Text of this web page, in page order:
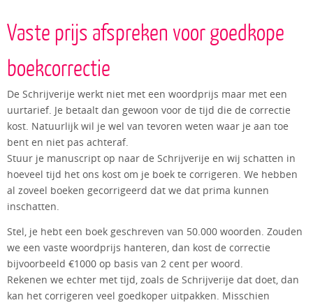
Vaste prijs afspreken voor goedkope
boekcorrectie
De Schrijverije werkt niet met een woordprijs maar met een
uurtarief. Je betaalt dan gewoon voor de tijd die de correctie
kost. Natuurlijk wil je wel van tevoren weten waar je aan toe
bent en niet pas achteraf.
Stuur je manuscript op naar de Schrijverije en wij schatten in
hoeveel tijd het ons kost om je boek te corrigeren. We hebben
al zoveel boeken gecorrigeerd dat we dat prima kunnen
inschatten.
Stel, je hebt een boek geschreven van 50.000 woorden. Zouden
we een vaste woordprijs hanteren, dan kost de correctie
bijvoorbeeld €1000 op basis van 2 cent per woord.
Rekenen we echter met tijd, zoals de Schrijverije dat doet, dan
kan het corrigeren veel goedkoper uitpakken. Misschien